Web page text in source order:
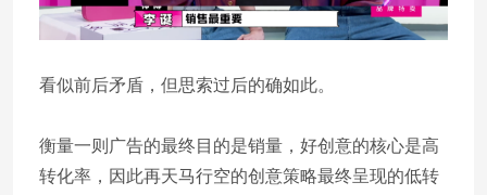
看似前后矛盾，但思索过后的确如此。
衡量一则广告的最终目的是销量，好创意的核心是高
转化率，因此再天马行空的创意策略最终呈现的低转